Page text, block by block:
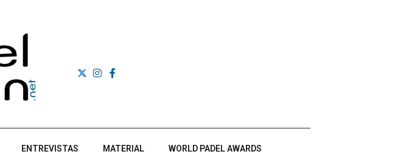
ENTREVISTAS MATERIAL WORLD PADEL AWARDS